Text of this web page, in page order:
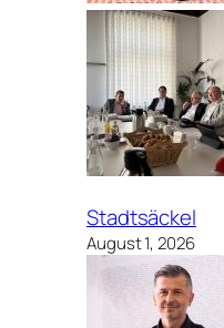
Stadtsäckel
August 1, 2026